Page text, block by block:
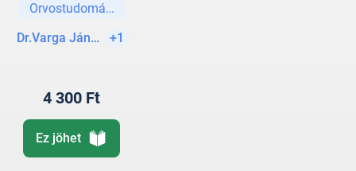
Orvostudományok
Dr.Varga János Tamás (szerk.)
+1
4 300 Ft
Ez jöhet